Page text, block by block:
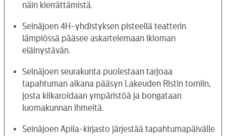
näin kierrättämistä.
Seinäjoen 4H-yhdistyksen pisteellä teatterin
lämpiössä pääsee askartelemaan ikioman
eläinystävän.
Seinäjoen seurakunta puolestaan tarjoaa
tapahtuman aikana pääsyn Lakeuden Ristin torniin,
josta kiikaroidaan ympäristöä ja bongataan
luomakunnan ihmeitä.
Seinäjoen Apila-kirjasto järjestää tapahtumapäivälle